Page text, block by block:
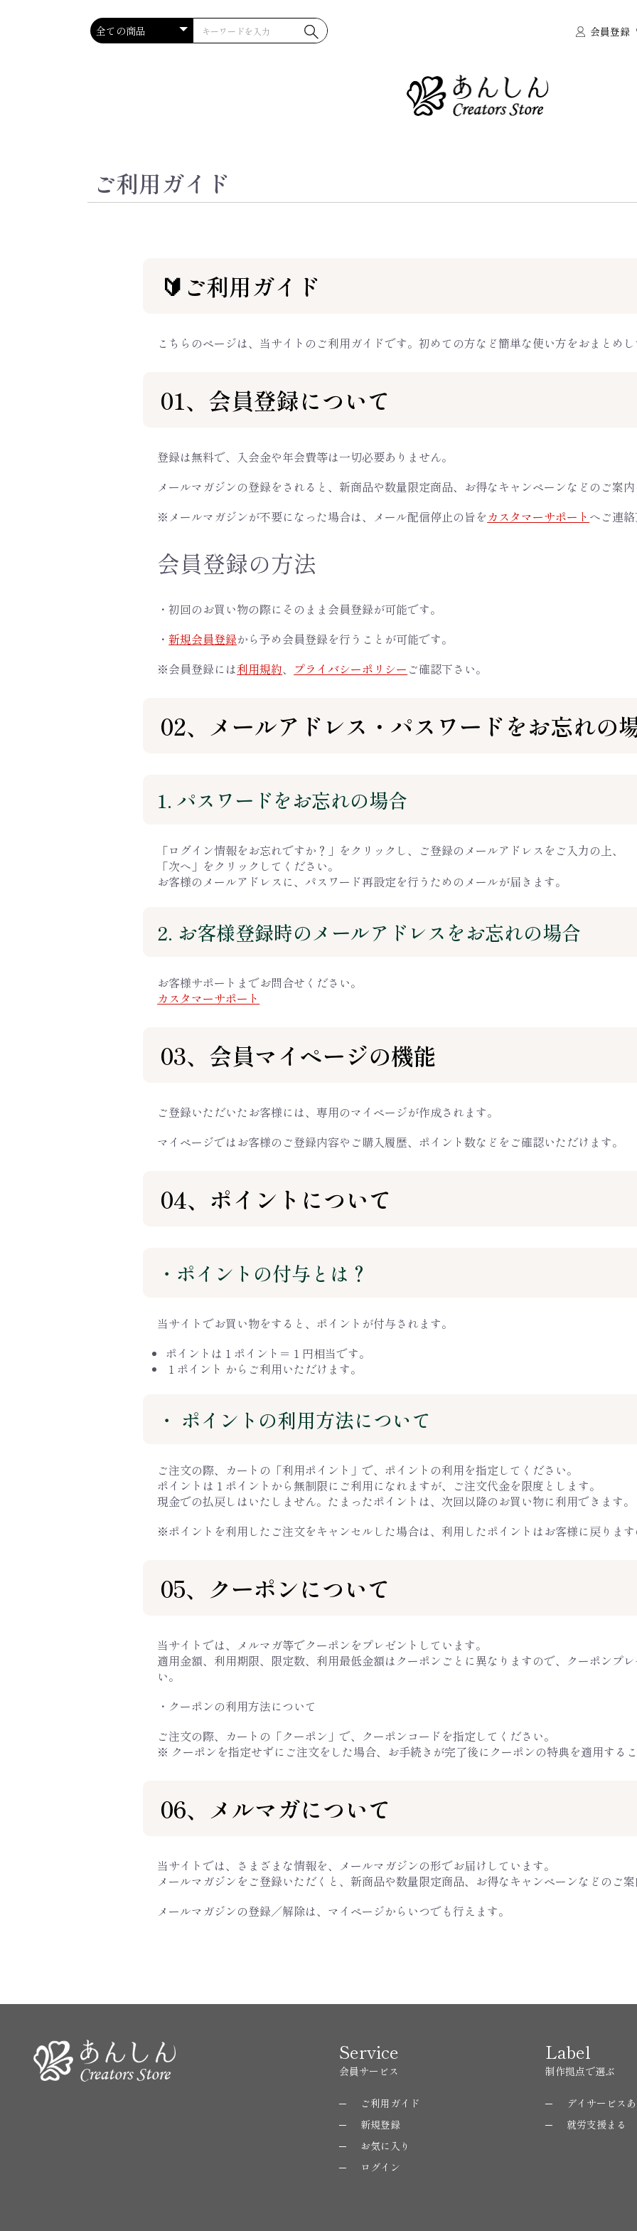
会員登録
ご利用ガイド
🔰ご利用ガイド
こちらのページは、当サイトのご利用ガイドです。初めての方など簡単な使い方をおまとめ
01、会員登録について
登録は無料で、入会金や年会費等は一切必要ありません。
メールマガジンの登録をされると、新商品や数量限定商品、お得なキャンペーンなどのご案
※メールマガジンが不要になった場合は、メール配信停止の旨を カスタマーサポート へご連
会員登録の方法
・初回のお買い物の際にそのまま会員登録が可能です。
・ 新規会員登録から予め会員登録を行うことが可能です。
※会員登録には利用規約、 プライバシーポリシー ご確認下さい。
02、メールアドレス・パスワードをお忘れの
1. パスワードをお忘れの場合
「ログイン情報をお忘れですか？」をクリックし、ご登録のメールアドレスをご入力の上、
「次へ」をクリックしてください。
お客様のメールアドレスに、パスワード再設定を行うためのメールが届きます。
2. お客様登録時のメールアドレスをお忘れの場合
お客様サポートまでお問合せください。
カスタマーサポート
03、会員マイページの機能
ご登録いただいたお客様には、専用のマイページが作成されます。
マイページではお客様のご登録内容やご購入履歴、ポイント数などをご確認いただけます。
04、ポイントについて
・ポイントの付与とは？
当サイトでお買い物をすると、ポイントが付与されます。
ポイントは１ポイント＝１円相当です。
１ポイント からご利用いただけます。
・ ポイントの利用方法について
ご注文の際、カートの「利用ポイント」で、ポイントの利用を指定してください。
ポイントは１ポイントから無制限にご利用になれますが、ご注文代金を限度とします。
現金での払戻しはいたしません。たまったポイントは、次回以降のお買い物に利用できます。
※ポイントを利用したご注文をキャンセルした場合は、利用したポイントはお客様に戻りま
05、クーポンについて
当サイトでは、メルマガ等でクーポンをプレゼントしています。
適用金額、利用期限、限定数、利用最低金額はクーポンごとに異なりますので、クーポンプ
い。
・クーポンの利用方法について
ご注文の際、カートの「クーポン」で、クーポンコードを指定してください。
※ クーポンを指定せずにご注文をした場合、お手続きが完了後にクーポンの特典を適用する
06、メルマガについて
当サイトでは、さまざまな情報を、メールマガジンの形でお届けしています。
メールマガジンをご登録いただくと、新商品や数量限定商品、お得なキャンペーンなどのご
メールマガジンの登録／解除は、マイページからいつでも行えます。
Service
会員サービス
ご利用ガイド
新規登録
お気に入り
ログイン
Label
制作拠点で選ぶ
デイサービス
就労支援まる